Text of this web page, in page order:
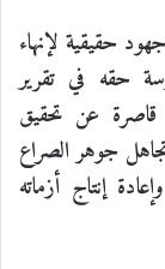
حقيقية لإنهاء
حقه في تقرير
قاصرة عن تحقيق
جوهر الصراع
إنتاج أزماته